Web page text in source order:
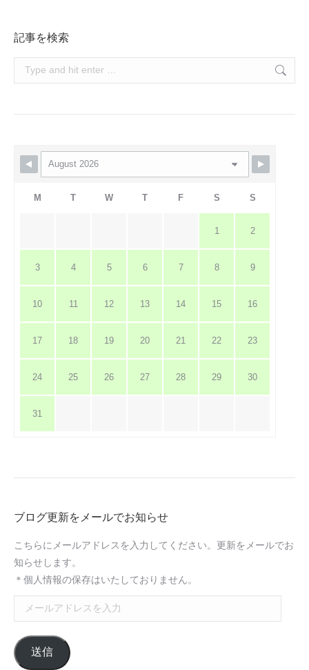
記事を検索
Search:
M T W T F S S
1 2
3 4 5 6 7 8 9
10 11 12 13 14 15 16
17 18 19 20 21 22 23
24 25 26 27 28 29 30
31
ブログ更新をメールでお知らせ
こちらにメールアドレスを入力してください。更新をメールでお
知らせします。
＊個人情報の保存はいたしておりません。
ー
ル
ア
送信